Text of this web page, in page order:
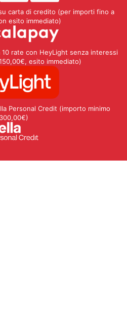
carta di credito (per importi fino a
esito immediato)
rate con HeyLight senza interessi
esito immediato)
Personal Credit (importo minimo
300,00€)